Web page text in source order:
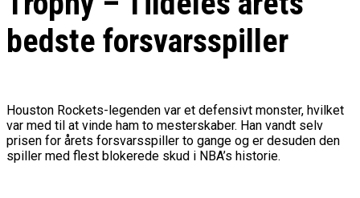
bedste forsvarsspiller
Houston Rockets-legenden var et defensivt monster, hvilket
var med til at vinde ham to mesterskaber. Han vandt selv
prisen for årets forsvarsspiller to gange og er desuden den
spiller med flest blokerede skud i NBA’s historie.